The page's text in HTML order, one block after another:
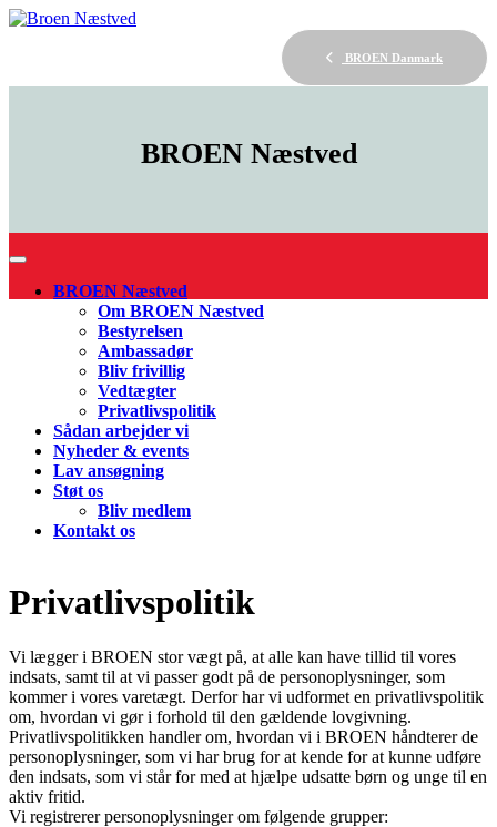
BROEN Danmark
BROENNæstved
BROEN Næstved
Om BROEN Næstved
Bestyrelsen
Ambassadør
Bliv frivillig
Vedtægter
Privatlivspolitik
Sådan arbejder vi
Nyheder & events
Lav ansøgning
Støt os
Bliv medlem
Kontakt os
Privatlivspolitik
Vi lægger i BROEN stor vægt på, at alle kan have tillid til vores
indsats, samt til at vi passer godt på de personoplysninger, som
kommer i vores varetægt. Derfor har vi udformet en privatlivspolitik
om, hvordan vi gør i forhold til den gældende lovgivning.
Privatlivspolitikken handler om, hvordan vi i BROEN håndterer de
personoplysninger, som vi har brug for at kende for at kunne udføre
den indsats, som vi står for med at hjælpe udsatte børn og unge til en
aktiv fritid.
Vi registrerer personoplysninger om følgende grupper: